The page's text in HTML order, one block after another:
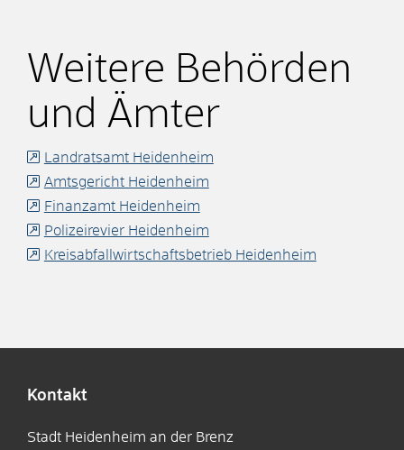
Weitere Behörden
und Ämter
Landratsamt Heidenheim
Amtsgericht Heidenheim
Finanzamt Heidenheim
Polizeirevier Heidenheim
Kreisabfallwirtschaftsbetrieb Heidenheim
Kontakt
Stadt Heidenheim an der Brenz